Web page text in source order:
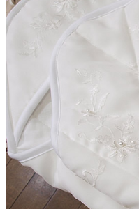
【ドレスリメイク】
【ドレスリメイク】
レス
【ドレスリメイク】
【ドレスリメイク】
【ドレスリメイク】